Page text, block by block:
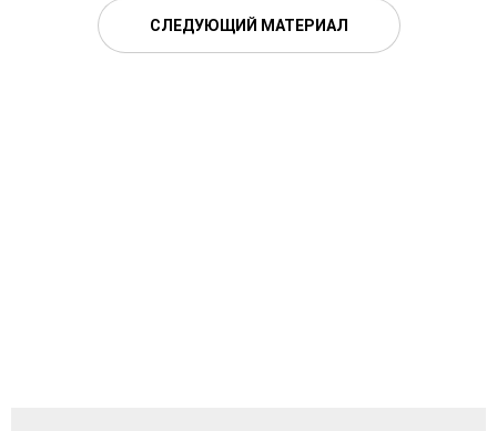
СЛЕДУЮЩИЙ МАТЕРИАЛ